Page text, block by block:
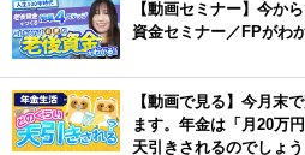
【動画セミナー】今か
資金セミナー／FPがわ
【動画で見る】今月末
ます。年金は「月20万
天引きされるのでしょう